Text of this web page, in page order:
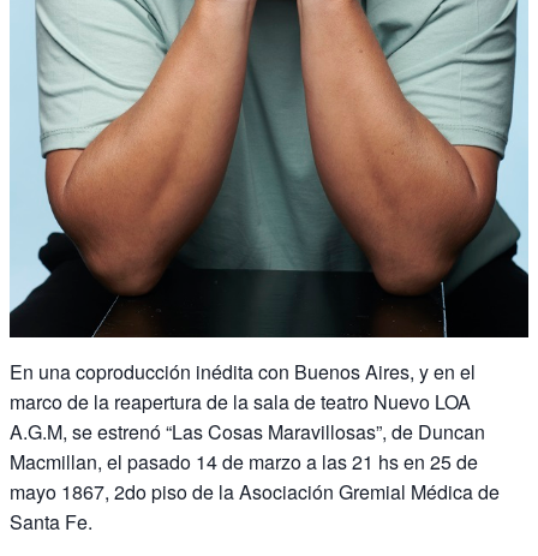
En una coproducción inédita con Buenos Aires, y en el
marco de la reapertura de la sala de teatro Nuevo LOA
A.G.M, se estrenó “Las Cosas Maravillosas”, de Duncan
Macmillan, el pasado 14 de marzo a las 21 hs en 25 de
mayo 1867, 2do piso de la Asociación Gremial Médica de
Santa Fe.